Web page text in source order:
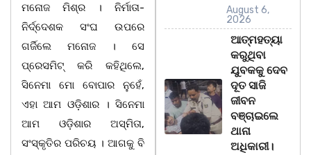
ମନୋଜ ମିଶ୍ର । ନିର୍ମାତା-
ନିର୍ଦ୍ଦେଶକ ସଂଘ ଉପରେ
ଗର୍ଜିଲେ ମନୋଜ । ସେ
ପ୍ରେସମିଟ୍ କରି କହିଥିଲେ,
ସିନେମା ମୋ ବୋପାର ନୁହେଁ,
ଏହା ଆମ ଓଡ଼ିଶାର । ସିନେମା
ଆମ ଓଡ଼ିଶାର ଅସ୍ମିତା,
ସଂସ୍କୃତିର ପରିଚୟ । ଆଗକୁ ବି
August 6,
2026
ଆତ୍ମହତ୍ୟା
କରୁଥିବା
ଯୁବକକୁ ଦେବ
ଦୂତ ସାଜି
ଜୀବନ
ବଞ୍ଚାଇଲେ
ଥାନା
ଅଧିକାରୀ।